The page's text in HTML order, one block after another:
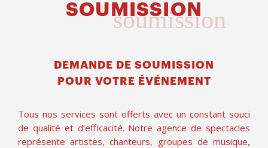
SOUMISSION
soumission
DEMANDE DE SOUMISSION
POUR VOTRE ÉVÉNEMENT
Tous nos services sont offerts avec un constant souci
de qualité et d’efficacité. Notre agence de spectacles
représente artistes, chanteurs, groupes de musique,